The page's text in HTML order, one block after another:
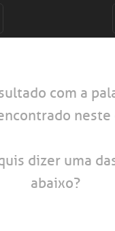
com a
neste
dizer uma
abaixo?